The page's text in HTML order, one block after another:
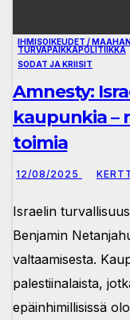
IHMISOIKEUDET /
TURVAPAIKKAPOLITIIKKA
SODAT JA KRIISIT
Amnesty:
kaupunkia –
toimia
12/08/2025
Israelin
Benjamin
valtaamisesta.
palestiinalaista,
epäinhimillisissä